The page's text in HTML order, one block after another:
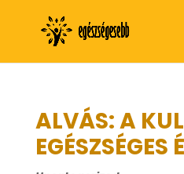
ALVÁS: A
EGÉSZSÉGES